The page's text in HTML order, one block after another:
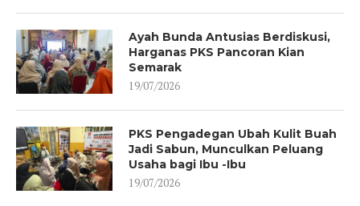
Ayah Bunda Antusias Berdiskusi,
Harganas PKS Pancoran Kian
Semarak
19/07/2026
PKS Pengadegan Ubah Kulit Buah
Jadi Sabun, Munculkan Peluang
Usaha bagi Ibu -Ibu
19/07/2026